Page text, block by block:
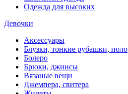
Одежда для высоких
Девочки
Аксессуары
Блузки, тонкие рубашки, поло
Болеро
Брюки, джинсы
Вязаные вещи
Джемпера, свитера